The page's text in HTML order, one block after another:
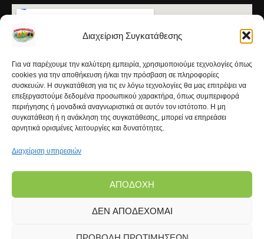
Διαχείριση Συγκατάθεσης
Για να παρέχουμε την καλύτερη εμπειρία, χρησιμοποιούμε τεχνολογίες όπως
cookies για την αποθήκευση ή/και την πρόσβαση σε πληροφορίες
συσκευών. Η συγκατάθεση για τις εν λόγω τεχνολογίες θα μας επιτρέψει να
επεξεργαστούμε δεδομένα προσωπικού χαρακτήρα, όπως συμπεριφορά
περιήγησης ή μοναδικά αναγνωριστικά σε αυτόν τον ιστότοπο. Η μη
συγκατάθεση ή η ανάκληση της συγκατάθεσης, μπορεί να επηρεάσει
αρνητικά ορισμένες λειτουργίες και δυνατότητες.
Διαχείριση υπηρεσιών
ΑΠΟΔΟΧΉ
ΔΕΝ ΑΠΟΔΈΧΟΜΑΙ
Copyright © 2026 | Kanarinokosmos.gr | Development